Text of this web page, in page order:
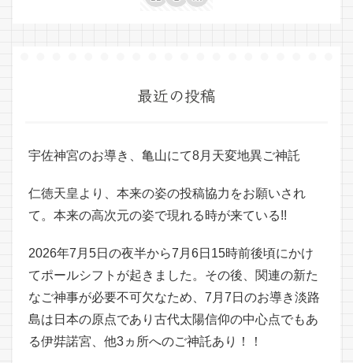
最近の投稿
宇佐神宮のお導き、亀山にて8月天変地異ご神託
仁徳天皇より、本来の姿の投稿協力をお願いされ
て。本来の高次元の姿で現れる時が来ている!!
2026年7月5日の夜半から7月6日15時前後頃にかけ
てポールシフトが起きました。その後、関連の新た
なご神事が必要不可欠なため、7月7日のお導き淡路
島は日本の原点であり古代太陽信仰の中心点でもあ
る伊弉諾宮、他3ヵ所へのご神託あり！！